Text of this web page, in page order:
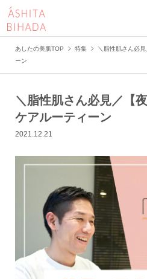
あしたの美肌TOP 特集
＼脂性肌さん必
ーン
＼脂性肌さん必見／【
ケアルーティーン
2021.12.21